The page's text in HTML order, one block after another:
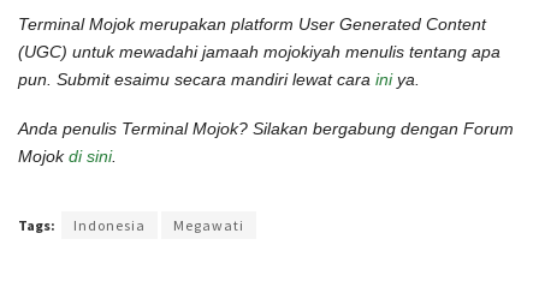
Terminal Mojok merupakan platform User Generated Content
(UGC) untuk mewadahi jamaah mojokiyah menulis tentang apa
pun. Submit esaimu secara mandiri lewat cara iniya.
Anda penulis Terminal Mojok? Silakan bergabung dengan Forum
Mojokdi sini.
Tags: Indonesia Megawati